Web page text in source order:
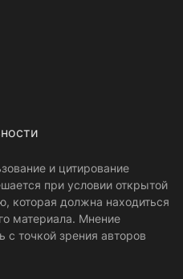
и цитирование
при условии открытой
которая должна находиться
материала. Мнение
точкой зрения авторов